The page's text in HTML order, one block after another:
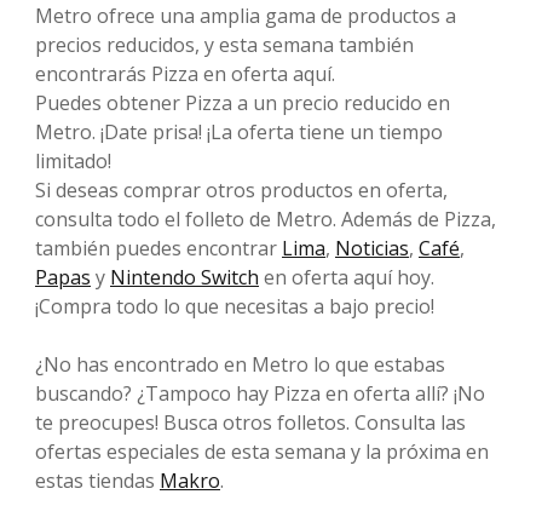
Metro ofrece una amplia gama de productos a
precios reducidos, y esta semana también
encontrarás Pizza en oferta aquí.
Puedes obtener Pizza a un precio reducido en
Metro. ¡Date prisa! ¡La oferta tiene un tiempo
limitado!
Si deseas comprar otros productos en oferta,
consulta todo el folleto de Metro. Además de Pizza,
también puedes encontrar Lima, Noticias, Café,
Papas y Nintendo Switch en oferta aquí hoy.
¡Compra todo lo que necesitas a bajo precio!
¿No has encontrado en Metro lo que estabas
buscando? ¿Tampoco hay Pizza en oferta allí? ¡No
te preocupes! Busca otros folletos. Consulta las
ofertas especiales de esta semana y la próxima en
estas tiendas Makro.